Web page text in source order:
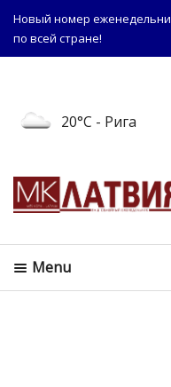
Новый номер
по всей стране!
20°C - Рига
Menu